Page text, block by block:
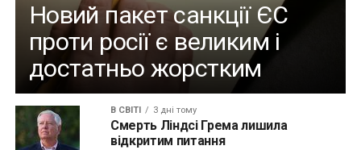
Новий пакет санкції ЄС
проти росії є великим і
достатньо жорстким
В СВІТІ 3 дні тому
Смерть Ліндсі Грема лишила
відкритим питання